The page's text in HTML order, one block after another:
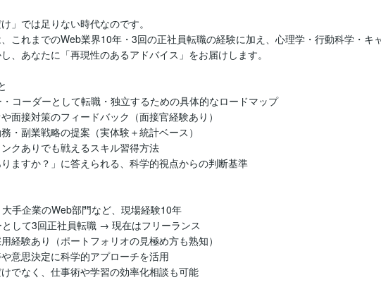
」では足りない時代なのです。
これまでのWeb業界10年・3回の正社員転職の経験に加え、心理学・行動科学・キ
、あなたに「再現性のあるアドバイス」をお届けします。
コーダーとして転職・独立するための具体的なロードマップ
面接対策のフィードバック（面接官経験あり）
・副業戦略の提案（実体験＋統計ベース）
クありでも戦えるスキル習得方法
ますか？」に答えられる、科学的視点からの判断基準
手企業のWeb部門など、現場経験10年
して3回正社員転職 → 現在はフリーランス
経験あり（ポートフォリオの見極め方も熟知）
意思決定に科学的アプローチを活用
でなく、仕事術や学習の効率化相談も可能